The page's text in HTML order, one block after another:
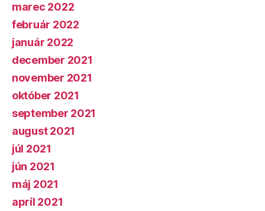
marec 2022
február 2022
január 2022
december 2021
november 2021
október 2021
september 2021
august 2021
júl 2021
jún 2021
máj 2021
apríl 2021